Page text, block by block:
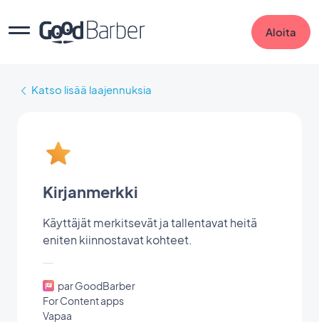
Aloita
Katso lisää laajennuksia
Kirjanmerkki
Käyttäjät merkitsevät ja tallentavat heitä
eniten kiinnostavat kohteet.
par GoodBarber
For Content apps
Vapaa